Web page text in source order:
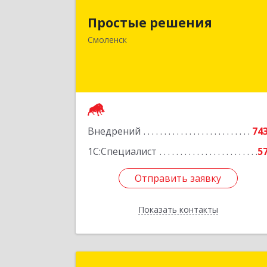
Простые решения
Смоленск
Внедрений
1С:Специалист
Отправить заявку
Показать контакты
Большая Краснофлотская ул, дом №
Отправить заявку
Назад